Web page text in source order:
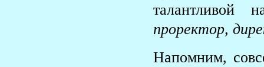
талантливой
проректор,
Напомним,